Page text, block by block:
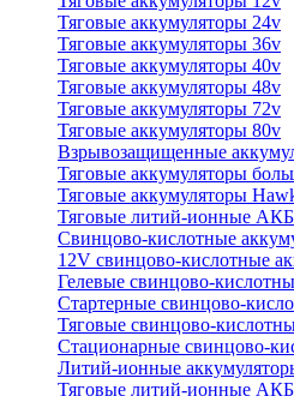
Тяговые аккумуляторы 24v
Тяговые аккумуляторы 36v
Тяговые аккумуляторы 40v
Тяговые аккумуляторы 48v
Тяговые аккумуляторы 72v
Тяговые аккумуляторы 80v
Взрывозащищенные
Тяговые аккумуляторы
Тяговые аккумуляторы
Тяговые литий-ионные АКБ
Свинцово-кислотные
12V свинцово-кислотные
Гелевые свинцово-
Стартерные свинцово-
Тяговые свинцово-
Стационарные свинцово-
Литий-ионные
Тяговые литий-ионные АКБ